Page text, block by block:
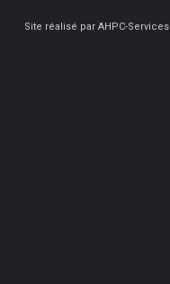
Site réalisé par AHPC-Services